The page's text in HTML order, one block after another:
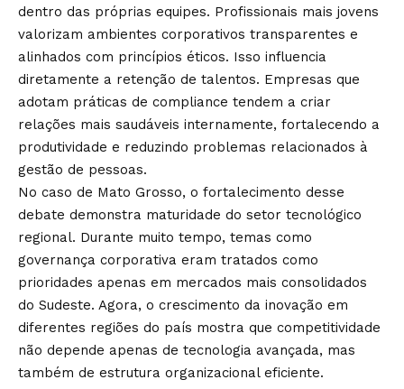
dentro das próprias equipes. Profissionais mais jovens
valorizam ambientes corporativos transparentes e
alinhados com princípios éticos. Isso influencia
diretamente a retenção de talentos. Empresas que
adotam práticas de compliance tendem a criar
relações mais saudáveis internamente, fortalecendo a
produtividade e reduzindo problemas relacionados à
gestão de pessoas.
No caso de Mato Grosso, o fortalecimento desse
debate demonstra maturidade do setor tecnológico
regional. Durante muito tempo, temas como
governança corporativa eram tratados como
prioridades apenas em mercados mais consolidados
do Sudeste. Agora, o crescimento da inovação em
diferentes regiões do país mostra que competitividade
não depende apenas de tecnologia avançada, mas
também de estrutura organizacional eficiente.